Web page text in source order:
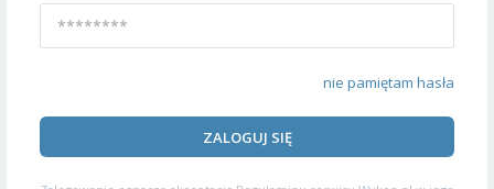
nie pamiętam hasła
ZALOGUJ SIĘ